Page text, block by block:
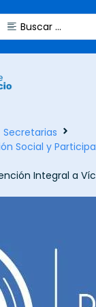
Secretarias
Social y
Integral a